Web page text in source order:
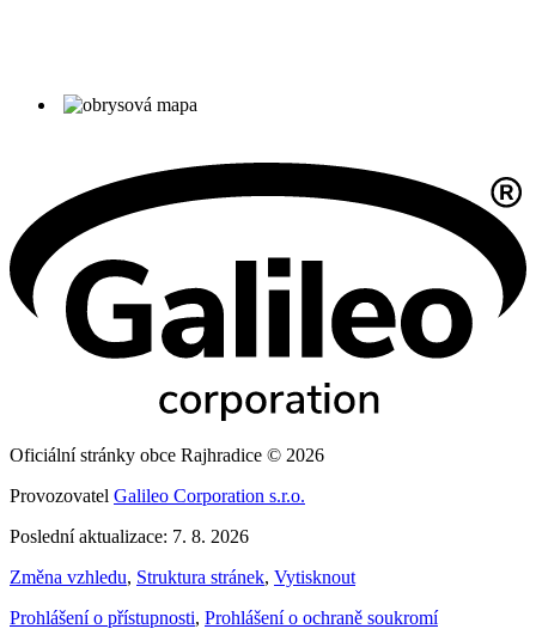
Oficiální stránky obce Rajhradice © 2026
Provozovatel Galileo Corporation s.r.o.
Poslední aktualizace: 7. 8. 2026
Změna vzhledu, Struktura stránek, Vytisknout
Prohlášení o přístupnosti, Prohlášení o ochraně soukromí